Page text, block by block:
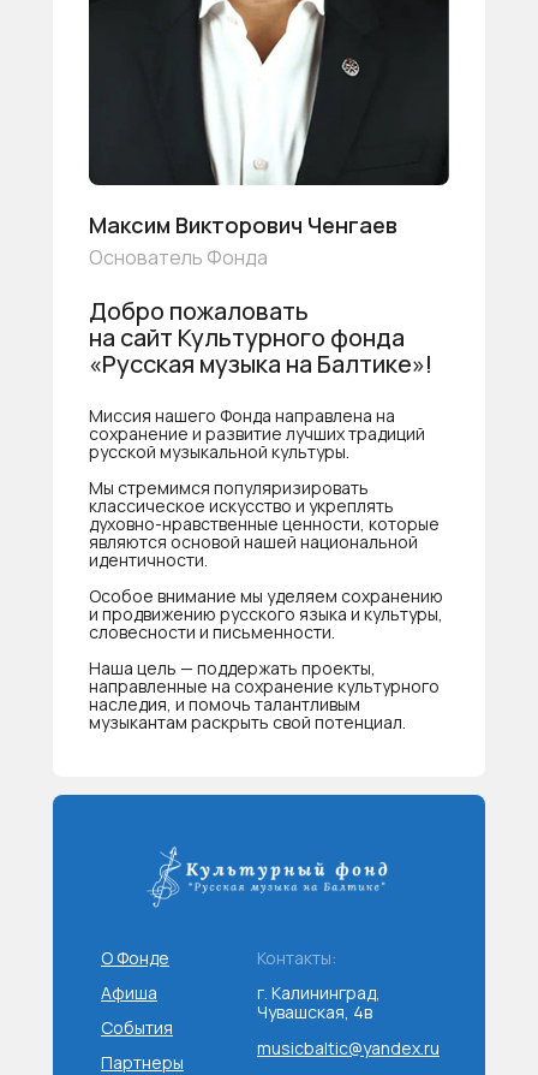
Миссия нашего Фонда направлена на
сохранение и развитие лучших традиций
русской музыкальной культуры.
Мы стремимся популяризировать
классическое искусство и укреплять
духовно-нравственные ценности, которые
являются основой нашей национальной
идентичности.
Особое внимание мы уделяем сохранению
и продвижению русского языка и культуры,
словесности и письменности.
Наша цель — поддержать проекты,
направленные на сохранение культурного
наследия, и помочь талантливым
музыкантам раскрыть свой потенциал.
Основатель Фонда
Максим Викторович Ченгаев
Добро пожаловать
на сайт Культурного фонда
«Русская музыка на Балтике»!
Партнеры
События
musicbaltic@yandex.ru
г. Калининград,
Чувашская, 4в
Афиша
Контакты:
О Фонде